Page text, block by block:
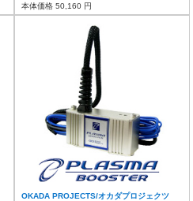
本体価格 50,160 円
OKADA PROJECTS/オカダプロジェクツ